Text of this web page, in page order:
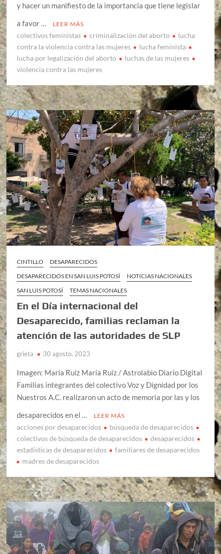
y hacer un manifiesto de la importancia que tiene legislar
a favor …
LEER MÁS
colectivos feministas criminalización del aborto
lucha
contra la violencia contra las mujeres
lucha feminista
lucha por legalización del aborto
luchas de las mujeres
violencia contra las mujeres
CINTILLO
DESAPARECIDOS
DESAPARECIDOS EN SAN LUIS POTOSÍ
NOTICIAS NACIONALES
SAN LUIS POTOSÍ
TEMAS NACIONALES
En el Día internacional del
Desaparecido, familias reclaman la
atención de las autoridades de SLP
grieta 30 agosto, 2023
Imagen: María Ruíz María Ruíz / Astrolabio Diario Digital
Familias integrantes del colectivo Voz y Dignidad por los
Nuestros A.C. realizaron un acto de memoria por las y los
desaparecidos en el …
LEER MÁS
acciones por desaparecidos
búsqueda de desaparecidos
colectivos de búsqueda de desaparecidos
desaparecidos
estadísticas de desaparecidos
familiares de desaparecidos
madres de desaparecidos